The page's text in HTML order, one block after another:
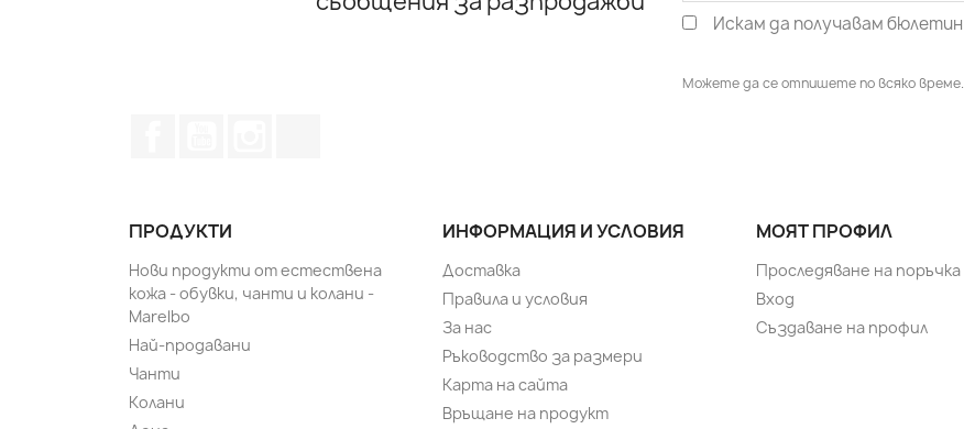
Искам да получавам бюлетин
Можете да се отпишете по всяко време.
ПРОДУКТИ
Нови продукти от естествена
кожа - обувки, чанти и колани -
Marelbo
Най-продавани
Чанти
Колани
ИНФОРМАЦИЯ И УСЛОВИЯ
Доставка
Правила и условия
За нас
Ръководство за размери
Карта на сайта
Връщане на продукт
МОЯТ ПРОФИЛ
Проследяване на поръчка
Вход
Създаване на профил